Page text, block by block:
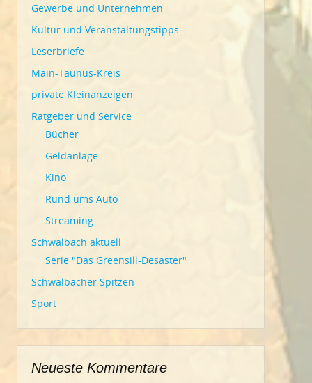
Gewerbe und Unternehmen
Kultur und Veranstaltungstipps
Leserbriefe
Main-Taunus-Kreis
private Kleinanzeigen
Ratgeber und Service
Bücher
Geldanlage
Kino
Rund ums Auto
Streaming
Schwalbach aktuell
Serie "Das Greensill-Desaster"
Schwalbacher Spitzen
Sport
Neueste Kommentare